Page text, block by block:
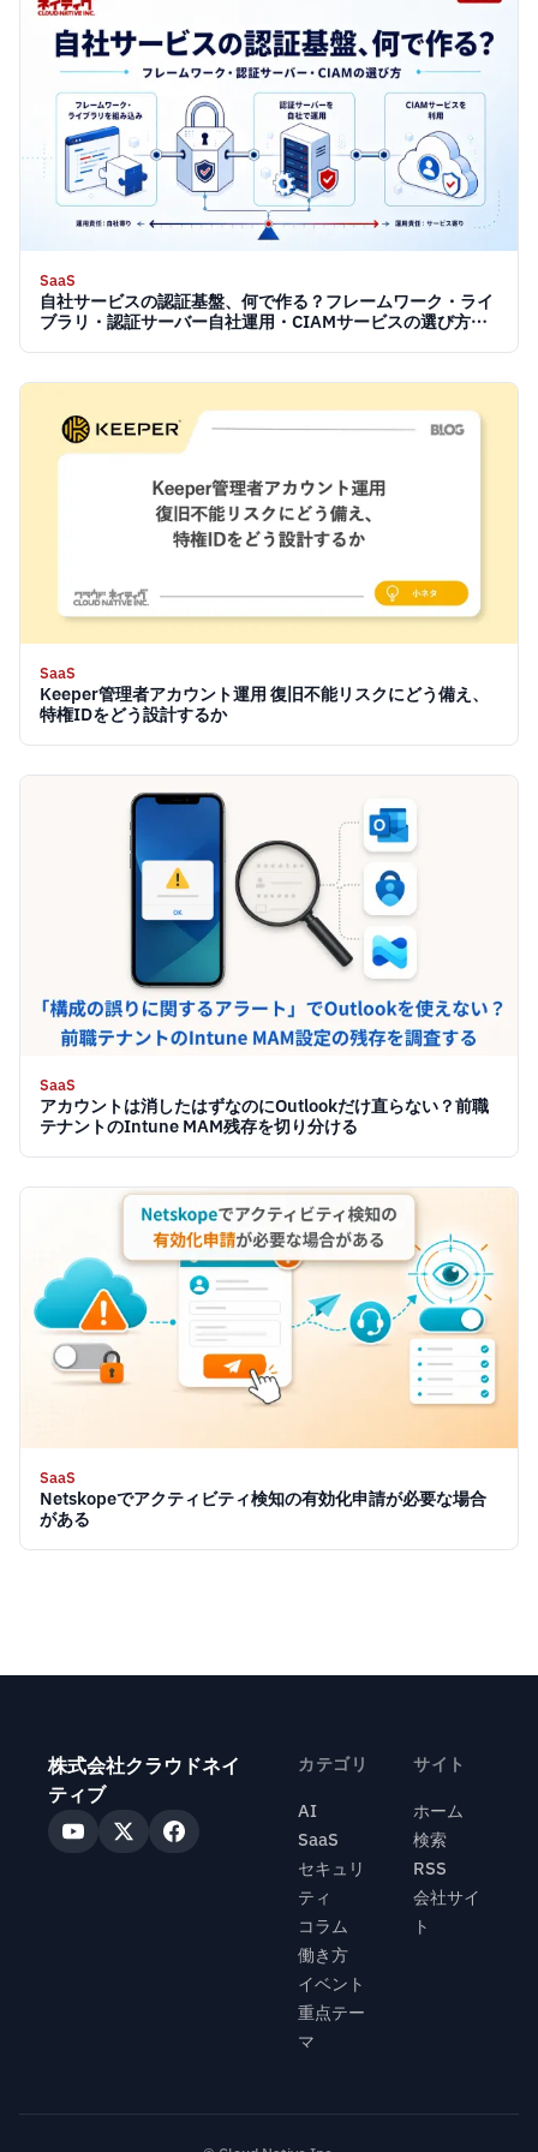
SaaS
自社サービスの認証基盤、何で作る？フレームワーク・ライ
ブラリ・認証サーバー自社運用・CIAMサービスの選び方
SaaS
Keeper管理者アカウント運用 復旧不能リスクにどう備え、
特権IDをどう設計するか
SaaS
アカウントは消したはずなのにOutlookだけ直らない？前職
テナントのIntune MAM残存を切り分ける
SaaS
Netskopeでアクティビティ検知の有効化申請が必要な場合
がある
株式会社クラウドネイ
ティブ
カテゴリ
AI
SaaS
セキュリ
ティ
コラム
働き方
イベント
重点テー
マ
サイト
ホーム
検索
RSS
会社サイ
ト